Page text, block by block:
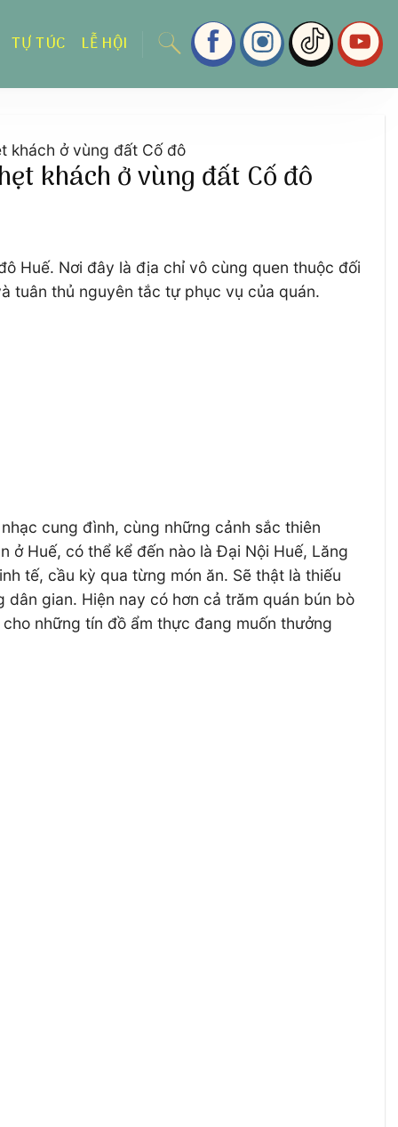
TỰ TÚC LỄ HỘI
khách ở vùng đất Cố đô
khách ở vùng đất Cố đô
Huế. Nơi đây là địa chỉ vô cùng quen thuộc đối
tuân thủ nguyên tắc tự phục vụ của quán.
cung đình, cùng những cảnh sắc thiên
ở Huế, có thể kể đến nào là Đại Nội Huế, Lăng
tế, cầu kỳ qua từng món ăn. Sẽ thật là thiếu
gian. Hiện nay có hơn cả trăm quán bún bò
những tín đồ ẩm thực đang muốn thưởng